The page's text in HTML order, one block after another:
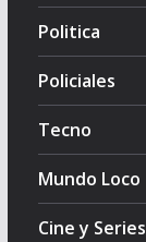
Politica
Policiales
Tecno
Mundo Loco
Cine y Series